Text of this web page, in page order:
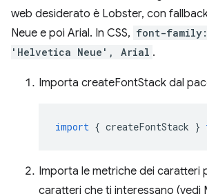
web desiderato è Lobster, con
Neue e poi Arial. In CSS, font-
'Helvetica Neue', Arial .
Importa createFontStack dal
import { createFontStack }
Importa le metriche dei caratteri
caratteri che ti interessano (vedi